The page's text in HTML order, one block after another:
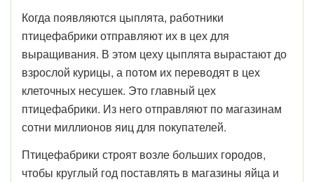
Когда появляются цыплята, работники
птицефабрики отправляют их в цех для
выращивания. В этом цеху цыплята вырастают до
взрослой курицы, а потом их переводят в цех
клеточных несушек. Это главный цех
птицефабрики. Из него отправляют по магазинам
сотни миллионов яиц для покупателей.
Птицефабрики строят возле больших городов,
чтобы круглый год поставлять в магазины яйца и